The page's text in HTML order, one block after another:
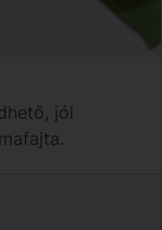
jól